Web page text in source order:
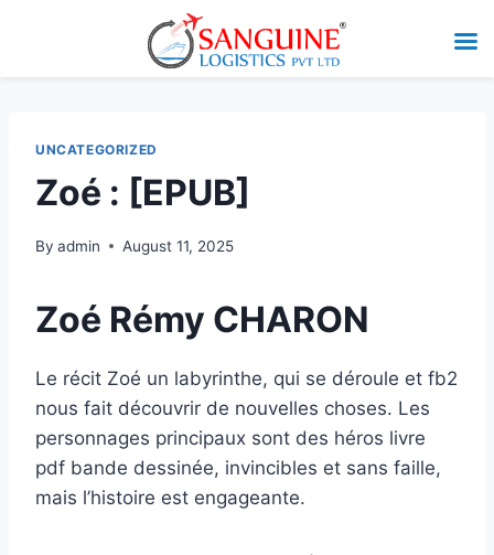
UNCATEGORIZED
Zoé : [EPUB]
By admin August 11, 2025
Zoé Rémy CHARON
Le récit Zoé un labyrinthe, qui se déroule et fb2
nous fait découvrir de nouvelles choses. Les
personnages principaux sont des héros livre
pdf bande dessinée, invincibles et sans faille,
mais l’histoire est engageante.